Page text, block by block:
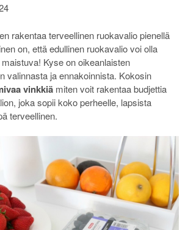
rakentaa terveellinen ruokavalio pienellä
on, että edullinen ruokavalio voi olla
Kyse on oikeanlaisten
valinnasta ja ennakoinnista. Kokosin
vinkkiä miten voit rakentaa budjettia
joka sopii koko perheelle, lapsista
terveellinen.